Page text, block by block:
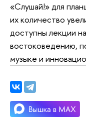
«Слушай!» для
их количество
доступны лекции
востоковедению,
музыке и